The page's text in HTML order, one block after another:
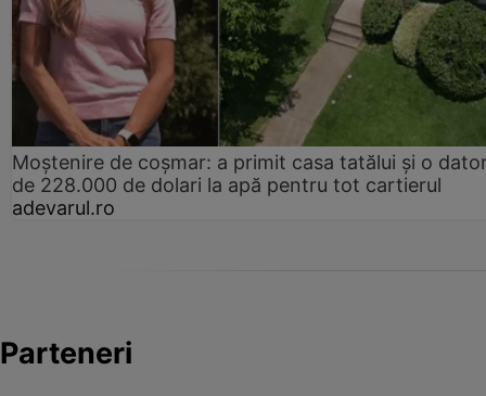
Moștenire de coșmar: a primit casa tatălui și o
de 228.000 de dolari la apă pentru tot cartierul
adevarul.ro
Parteneri